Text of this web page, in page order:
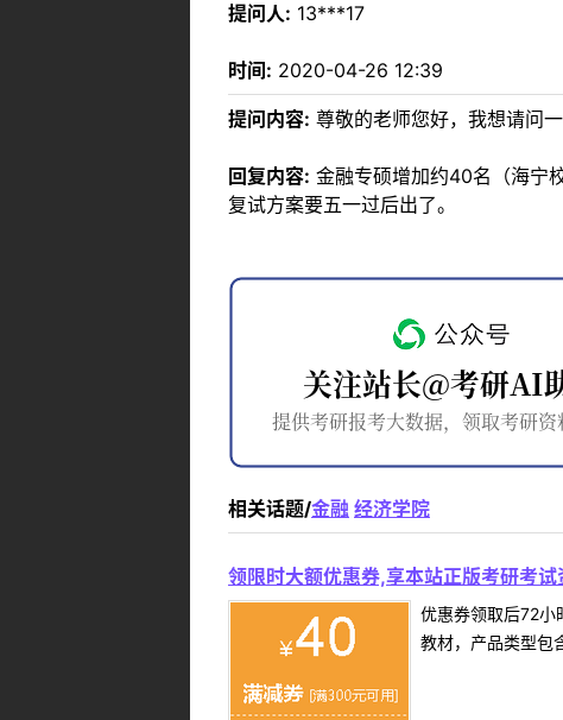
提问人: 13***17
时间: 2020-04-26 12:39
提问内容: 尊敬的老师您好，我想请问
回复内容: 金融专硕增加约40名（海宁校
复试方案要五一过后出了。
相关话题/金融 经济学院
领限时大额优惠券,享本站正版考研考试
优惠券领取后72小
教材，产品类型包